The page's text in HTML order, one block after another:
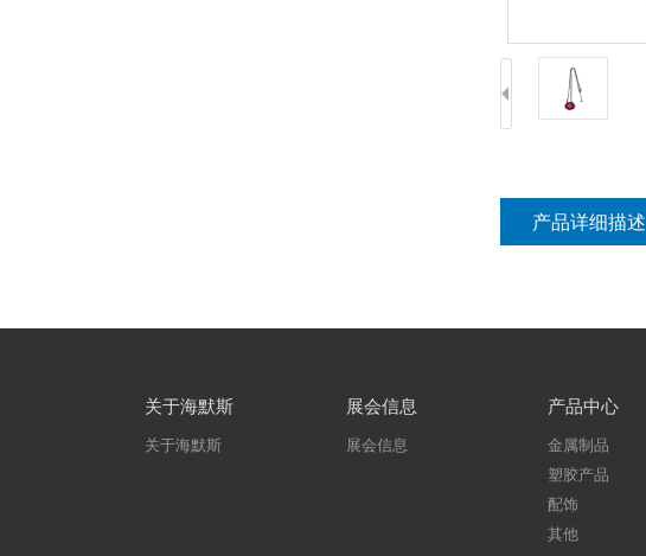
产品详细描述
关于海默斯
关于海默斯
展会信息
展会信息
产品中心
金属制品
塑胶产品
配饰
其他